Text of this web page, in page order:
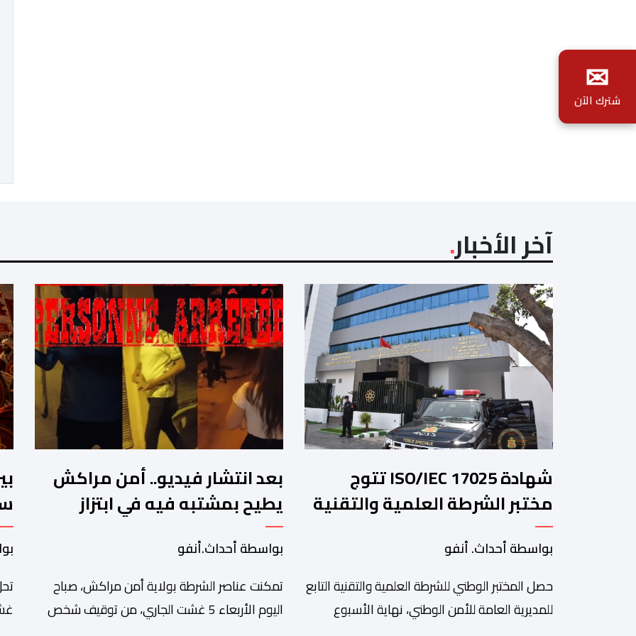
آخر الأخبار
شهادة ISO/IEC 17025 تتوج
مختبر الشرطة العلمية والتقنية
للأمن الوطني في مختلف الخبرات
الجنائية
بواسطة أحداث. أنفو
حصل المختبر الوطني للشرطة العلمية والتقنية التابع
للمديرية العامة للأمن الوطني، نهاية الأسبوع
بعد انتشار فيديو.. أمن مراكش
يطيح بمشتبه فيه في ابتزاز
سائحين
بواسطة أحداث.أنفو
تمكنت عناصر الشرطة بولاية أمن مراكش، صباح
اليوم الأربعاء 5 غشت الجاري، من توقيف شخص
✉
شترك الآن